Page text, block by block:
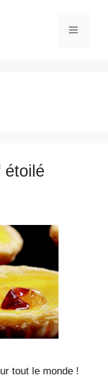
Menu
étoilé
tout le monde !